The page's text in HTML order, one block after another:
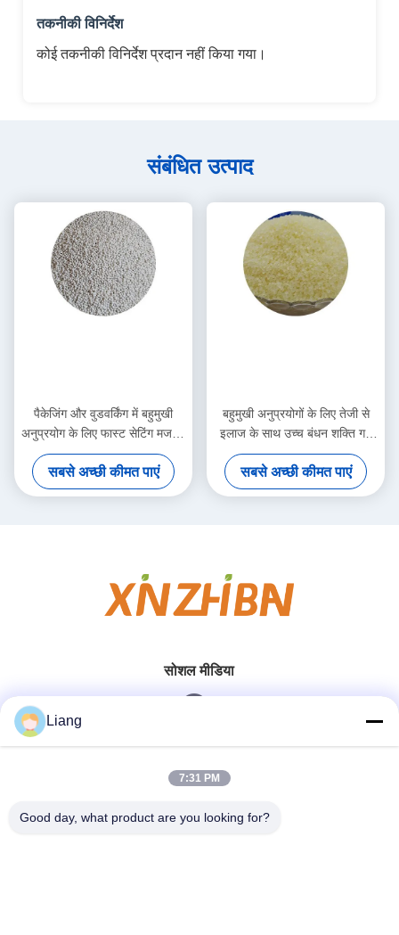
तकनीकी विनिर्देश
कोई तकनीकी विनिर्देश प्रदान नहीं किया गया।
संबंधित उत्पाद
पैकेजिंग और वुडवर्किंग में बहुमुखी
अनुप्रयोग के लिए फास्ट सेटिंग मजबूत
आसंजन हॉट मेल्ट एडहेसिव
सबसे अच्छी कीमत पाएं
बहुमुखी अनुप्रयोगों के लिए तेजी से
इलाज के साथ उच्च बंधन शक्ति गर्म
पिघल चिपकने वाला
सबसे अच्छी कीमत पाएं
सोशल मीडिया
त्वरित संपर्क करें
Liang
7:31 PM
Good day, what product are you looking for?